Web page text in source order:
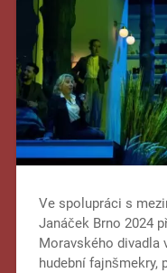
Ve spolupráci s
Janáček Brno 2024
Moravského divadla
hudební fajnšmekry,